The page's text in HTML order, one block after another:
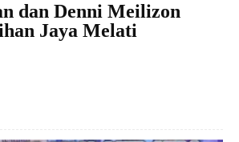
dan Denni Meilizon
Jaya Melati